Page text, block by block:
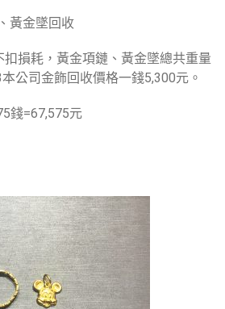
黃金墜回收
損耗，黃金項鏈、黃金墜總共重量
公司金飾回收價格一錢5,300元。
錢=67,575元